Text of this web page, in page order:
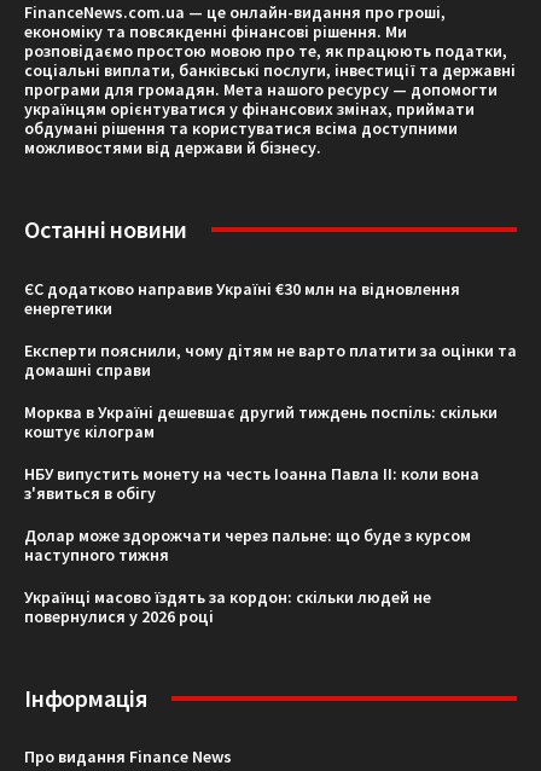
FinanceNews.com.ua — це онлайн-видання про гроші,
економіку та повсякденні фінансові рішення. Ми
розповідаємо простою мовою про те, як працюють податки,
соціальні виплати, банківські послуги, інвестиції та державні
програми для громадян. Мета нашого ресурсу — допомогти
українцям орієнтуватися у фінансових змінах, приймати
обдумані рішення та користуватися всіма доступними
можливостями від держави й бізнесу.
Останні новини
ЄС додатково направив Україні €30 млн на відновлення
енергетики
Експерти пояснили, чому дітям не варто платити за оцінки та
домашні справи
Морква в Україні дешевшає другий тиждень поспіль: скільки
коштує кілограм
НБУ випустить монету на честь Іоанна Павла II: коли вона
з'явиться в обігу
Долар може здорожчати через пальне: що буде з курсом
наступного тижня
Українці масово їздять за кордон: скільки людей не
повернулися у 2026 році
Інформація
Про видання Finance News